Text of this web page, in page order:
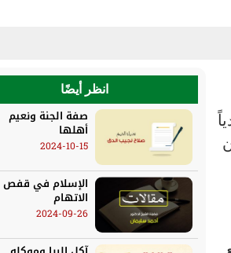
انظر أيضًا
صفة الجنة ونعيم
أهلها
2024-10-15
الإسلام في قفص
الاتهام
2024-09-26